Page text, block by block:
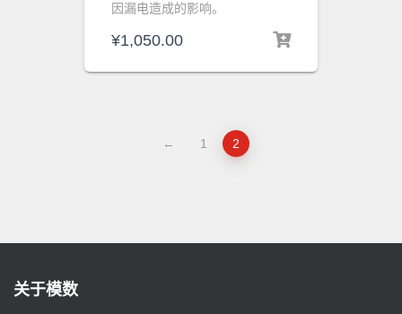
因漏电造成的影响。
¥1,050.00
← 1 2
关于模数